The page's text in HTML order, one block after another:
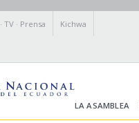
·TV · Prensa Kichwa
LA ASAMBLEA